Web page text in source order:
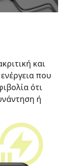
και
που
ότι
ή